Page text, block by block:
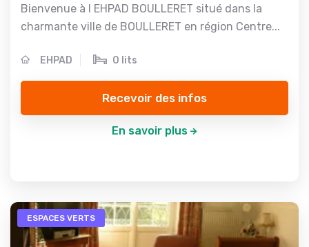
Bienvenue à l EHPAD BOULLERET situé dans la
charmante ville de BOULLERET en région Centre...
EHPAD 0 lits
Recevoir des infos
En savoir plus
ESPACES VERTS